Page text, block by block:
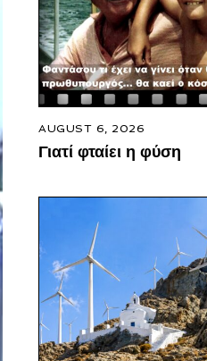
AUGUST 6, 2026
Γιατί φταίει η φύση